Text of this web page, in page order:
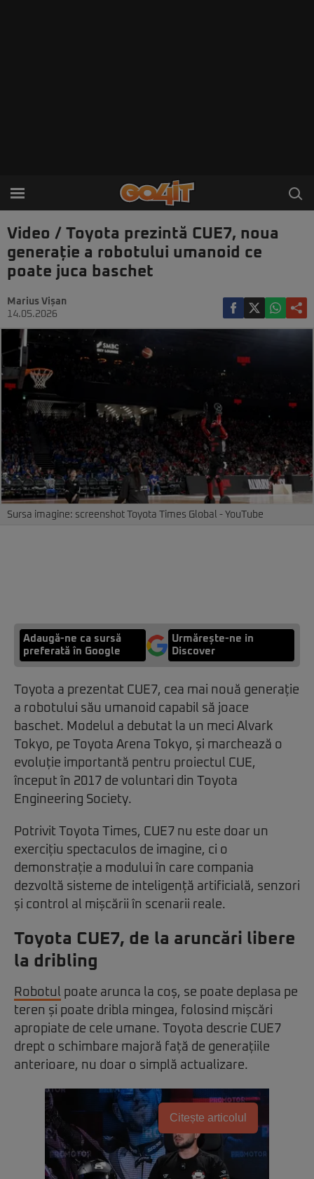
Video / Toyota prezintă CUE7, noua
generație a robotului umanoid ce
poate juca baschet
Marius Vișan
14.05.2026
Sursa imagine: screenshot Toyota Times Global - YouTube
Adaugă-ne ca sursă
preferată în Google
Urmărește-ne in
Discover
Toyota a prezentat CUE7, cea mai nouă generație
a robotului său umanoid capabil să joace
baschet. Modelul a debutat la un meci Alvark
Tokyo, pe Toyota Arena Tokyo, și marchează o
evoluție importantă pentru proiectul CUE,
început în 2017 de voluntari din Toyota
Engineering Society.
Potrivit Toyota Times, CUE7 nu este doar un
exercițiu spectaculos de imagine, ci o
demonstrație a modului în care compania
dezvoltă sisteme de inteligență artificială, senzori
și control al mișcării în scenarii reale.
Toyota CUE7, de la aruncări libere
la dribling
Robotul poate arunca la coș, se poate deplasa pe
teren și poate dribla mingea, folosind mișcări
apropiate de cele umane. Toyota descrie CUE7
drept o schimbare majoră față de generațiile
anterioare, nu doar o simplă actualizare.
Citește articolul